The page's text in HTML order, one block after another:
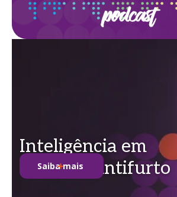
Inteligência em
soluções antifurto
Saiba mais